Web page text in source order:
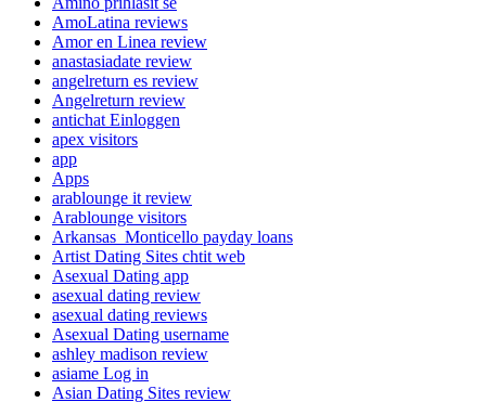
AmoLatina reviews
Amor en Linea review
anastasiadate review
angelreturn es review
Angelreturn review
antichat Einloggen
apex visitors
app
Apps
arablounge it review
Arablounge visitors
Arkansas_Monticello payday loans
Artist Dating Sites chtit web
Asexual Dating app
asexual dating review
asexual dating reviews
Asexual Dating username
ashley madison review
asiame Log in
Asian Dating Sites review